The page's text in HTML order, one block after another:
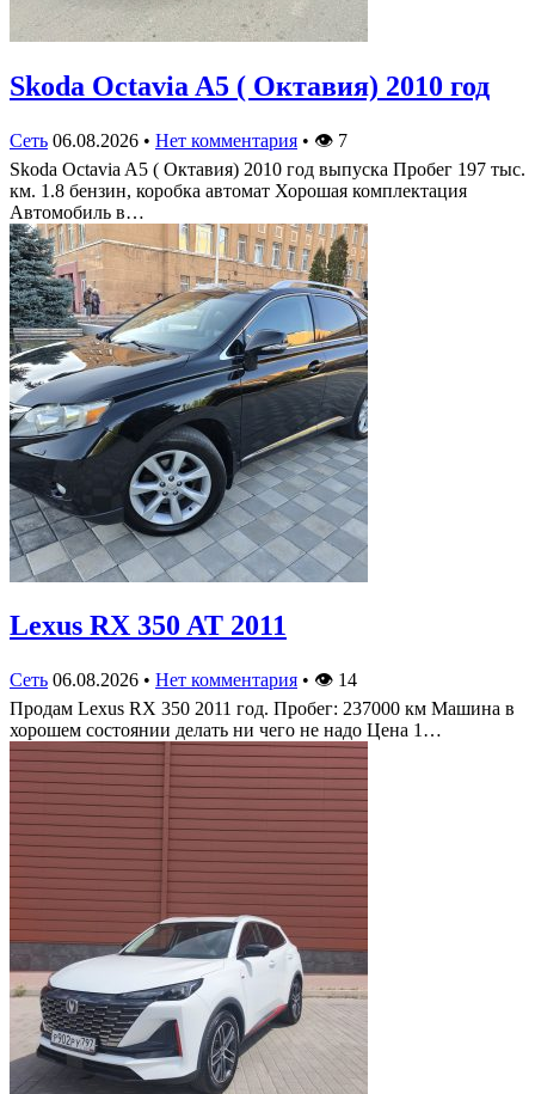
Skoda Octavia A5 ( Октавия) 2010 год
Сеть 06.08.2026 • Нет комментария • 👁 7
Skoda Octavia A5 ( Октавия) 2010 год выпуска Пробег 197 тыс.
км. 1.8 бензин, коробка автомат Хорошая комплектация
Автомобиль в…
Lexus RX 350 AT 2011
Сеть 06.08.2026 • Нет комментария • 👁 14
Продам Lexus RX 350 2011 год. Пробег: 237000 км Машина в
хорошем состоянии делать ни чего не надо Цена 1…